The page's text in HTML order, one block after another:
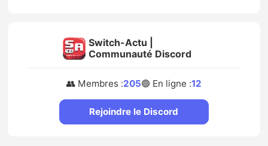
Switch-Actu |
Communauté Discord
👥 Membres :205🟢 En ligne :12
Rejoindre le Discord